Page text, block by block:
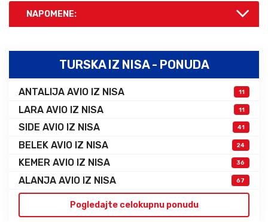
NAPOMENE:
TURSKA IZ NISA - PONUDA
ANTALIJA AVIO IZ NISA 11
LARA AVIO IZ NISA 11
SIDE AVIO IZ NISA 41
BELEK AVIO IZ NISA 24
KEMER AVIO IZ NISA 36
ALANJA AVIO IZ NISA 67
Pogledajte celokupnu ponudu